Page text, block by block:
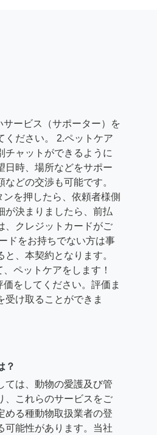
ービス（サポーター）を
ください。 2.ペットケア
チャットができるように
日時、場所などをサポー
どの交渉も可能です。
を押したら、依頼者様側
が決まりましたら、前払
、クレジットカードがご
ドをお持ちでない方は事
、本契約となります。
ペットケアをします！
をしてください。評価ま
受け取ることができま
？
ては、動物の愛護及び管
、これらのサービスをご
める種動物取扱業者の登
可能性があります。当社